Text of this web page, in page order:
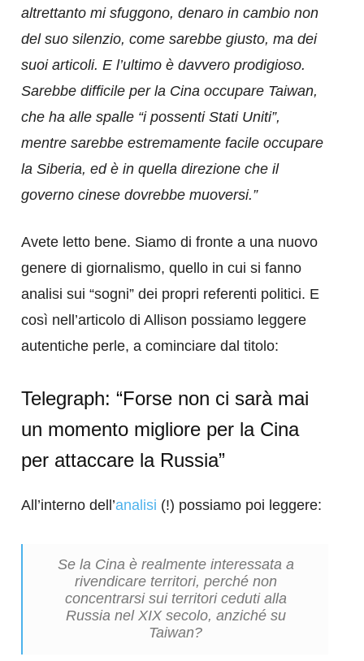
altrettanto mi sfuggono, denaro in cambio non
del suo silenzio, come sarebbe giusto, ma dei
suoi articoli. E l’ultimo è davvero prodigioso.
Sarebbe difficile per la Cina occupare Taiwan,
che ha alle spalle “i possenti Stati Uniti”,
mentre sarebbe estremamente facile occupare
la Siberia, ed è in quella direzione che il
governo cinese dovrebbe muoversi.”
Avete letto bene. Siamo di fronte a una nuovo
genere di giornalismo, quello in cui si fanno
analisi sui “sogni” dei propri referenti politici. E
così nell’articolo di Allison possiamo leggere
autentiche perle, a cominciare dal titolo:
Telegraph: “Forse non ci sarà mai
un momento migliore per la Cina
per attaccare la Russia”
All’interno dell’analisi (!) possiamo poi leggere:
Se la Cina è realmente interessata a
rivendicare territori, perché non
concentrarsi sui territori ceduti alla
Russia nel XIX secolo, anziché su
Taiwan?